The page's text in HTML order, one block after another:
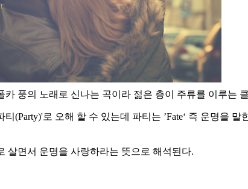
풍의 노래로 신나는 곡이라 젊은 층이 주류를 이루는
(Party)'로 오해 할 수 있는데 파티는 ’Fate‘ 즉 운명을
살면서 운명을 사랑하라는 뜻으로 해석된다.